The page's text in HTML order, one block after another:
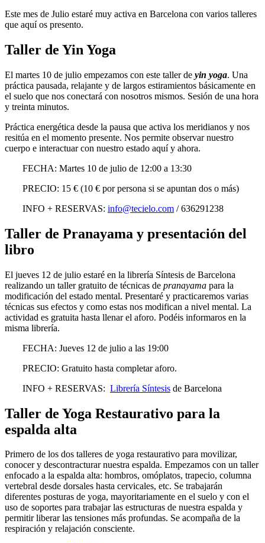
Este mes de Julio estaré muy activa en Barcelona con varios talleres
que aquíos presento.
Taller de Yin Yoga
El martes 10 de julio empezamos con este taller de yin yoga. Una
práctica pausada, relajante y de largos estiramientos básicamente en
el suelo que nos conectará con nosotros mismos. Sesión de una hora
y treinta minutos.
Práctica energética desde la pausa que activa los meridianos y nos
resitúa en el momento presente. Nos permite observarnuestro
cuerpo e interactuar con nuestro estado aquí y ahora.
FECHA: Martes 10 de julio de 12:00 a 13:30
PRECIO: 15 € (10 € por persona si se apuntan dos o más)
INFO + RESERVAS: info@tecielo.com /636291238
Taller de Pranayama y presentación del
libro
El jueves 12 de julio estaré en la librería Síntesis de Barcelona
realizando un taller gratuito de técnicas de pranayama para la
modificación del estado mental. Presentaré y practicaremos varias
técnicas sus efectos y como estas nos modifican a nivel mental. La
actividad es gratuita hasta llenar el aforo. Podéis informaros en la
misma librería.
FECHA: Jueves 12 de julio a las 19:00
PRECIO: Gratuito hasta completar aforo.
INFO + RESERVAS: Librería Síntesis de Barcelona
Taller de Yoga Restaurativo para la
espalda alta
Primero de los dos talleres de yoga restaurativo para movilizar,
conocer y descontracturar nuestra espalda. Empezamos con un taller
enfocado a la espalda alta: hombros, omóplatos, trapecio, columna
vertebral desde dorsales hasta cervicales, etc. Se trabajarán
diferentes posturas de yoga, mayoritariamente en el suelo y con el
uso de soportes para trabajar las estructuras de nuestra espalda y
permitir liberar las tensiones más profundas. Se acompaña de la
respiración y relajación consciente.